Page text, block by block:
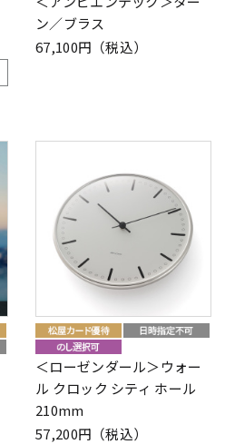
ン／ブラス
67,100円（税込）
＜ローゼンダール＞ウォー
ル クロック シティ ホール
210mm
57,200円（税込）